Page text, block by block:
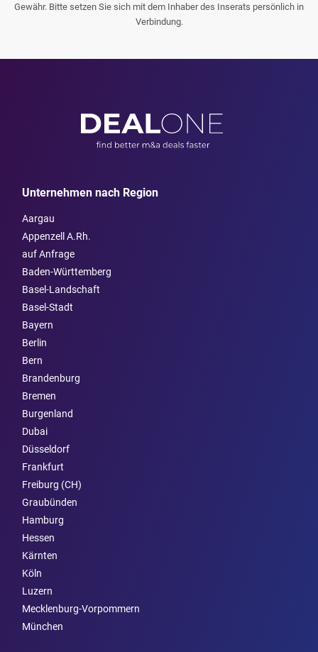
Gewähr. Bitte setzen Sie sich mit dem Inhaber des Inserats persönlich in
Verbindung.
Unternehmen nach Region
Aargau
Appenzell A.Rh.
auf Anfrage
Baden-Württemberg
Basel-Landschaft
Basel-Stadt
Bayern
Berlin
Bern
Brandenburg
Bremen
Burgen­land
Dubai
Düsseldorf
Frankfurt
Freiburg (CH)
Graubünden
Hamburg
Hessen
Kärnten
Köln
Luzern
Mecklenburg-Vorpommern
München